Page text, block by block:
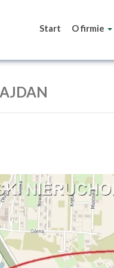
Start O firmie